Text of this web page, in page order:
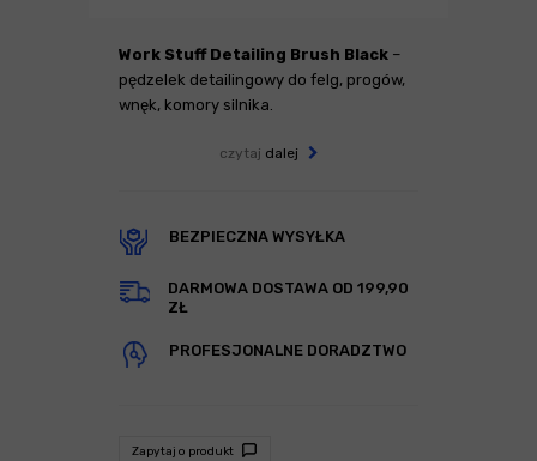
Work Stuff Detailing Brush Black –
pędzelek detailingowy do felg, progów,
wnęk, komory silnika.
czytaj dalej
BEZPIECZNA WYSYŁKA
DARMOWA DOSTAWA OD 199,90
ZŁ
PROFESJONALNE DORADZTWO
Zapytaj o produkt